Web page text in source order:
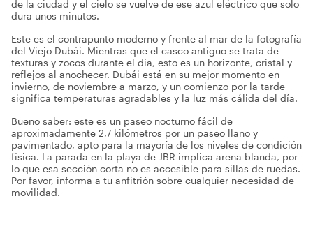
de la ciudad y el cielo se vuelve de ese azul eléctrico que solo
dura unos minutos.
Este es el contrapunto moderno y frente al mar de la fotografía
del Viejo Dubái. Mientras que el casco antiguo se trata de
texturas y zocos durante el día, esto es un horizonte, cristal y
reflejos al anochecer. Dubái está en su mejor momento en
invierno, de noviembre a marzo, y un comienzo por la tarde
significa temperaturas agradables y la luz más cálida del día.
Bueno saber: este es un paseo nocturno fácil de
aproximadamente 2,7 kilómetros por un paseo llano y
pavimentado, apto para la mayoría de los niveles de condición
física. La parada en la playa de JBR implica arena blanda, por
lo que esa sección corta no es accesible para sillas de ruedas.
Por favor, informa a tu anfitrión sobre cualquier necesidad de
movilidad.